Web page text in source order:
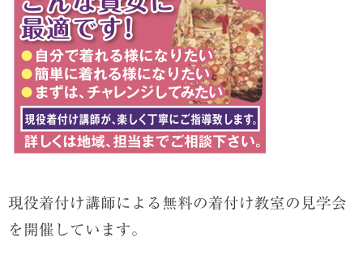
現役着付け講師による無料の着付け教室の見学会
を開催しています。